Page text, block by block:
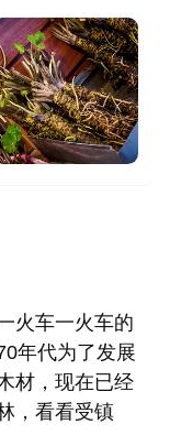
香。沿途店铺
东东我们却从
这是芥末的
。
火车一火车的
年代为了发展
材，现在已经
，看看受镇